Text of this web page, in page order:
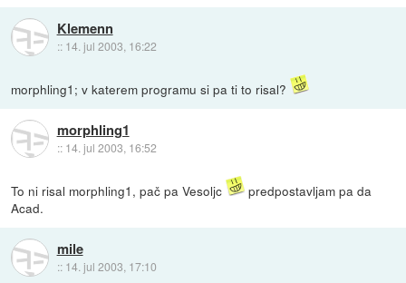
Klemenn
:: 14. jul 2003, 16:22
morphling1; v katerem programu si pa ti to risal?
morphling1
:: 14. jul 2003, 16:52
To ni risal morphling1, pač pa Vesoljc
predpostavljam pa da
Acad.
mile
:: 14. jul 2003, 17:10